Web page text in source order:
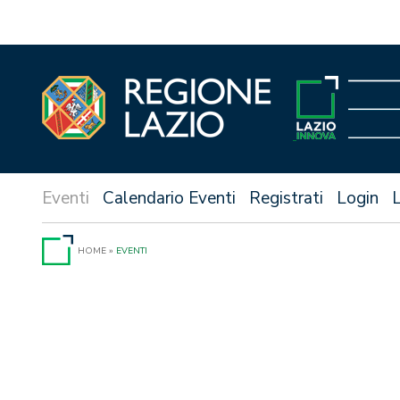
Calendario Eventi Registrati Login
HOME » EVENTI